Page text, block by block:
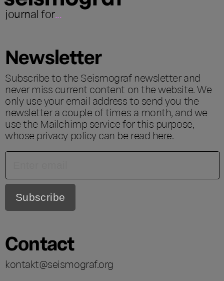
journal for...
Newsletter
Subscribe to the Seismograf newsletter and
never miss current content on the website. We
only use your email address to send you the
newsletter a couple of times a month, and we
use the Mailchimp service for this purpose,
whose privacy policy can be read here.
Contact
kontakt@seismograf.org